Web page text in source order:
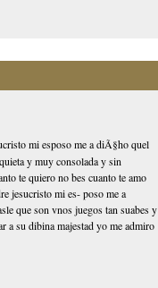
mi esposo me a diÃ§ho quel
y muy consolada y sin
te quiero no bes cuanto te amo
jesucristo mi es- poso me a
que son vnos juegos tan suabes y
a su dibina majestad yo me admiro